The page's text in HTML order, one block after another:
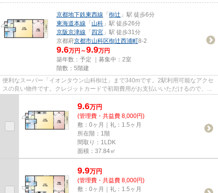
京都地下鉄東西線 「 椥辻 」駅 徒歩6分
東海道本線 「 山科 」駅 徒歩26分
京阪京津線 「 四宮 」駅 徒歩31分
京都府京都市山科区椥辻西浦町8-2
9.6万円～9.9万円
築年数：予定 ｜募集中： 2室
階数：5階建
便利なスーパー「イオンタウン山科椥辻」まで340mです。2駅利用可能なアクセ
スの良い物件です。クレジットカードで初期費用がお支払いいただけるので、決
9.6万円
(管理費・共益費 8,000円)
敷：0ヶ月｜礼：1.5ヶ月
所在階：1階
間取り：1LDK
面積：37.84㎡
9.9万円
(管理費・共益費 8,000円)
敷：0ヶ月｜礼：1.5ヶ月